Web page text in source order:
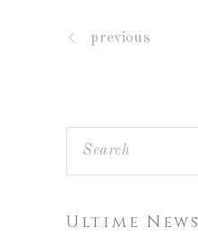
previous
Ultime News